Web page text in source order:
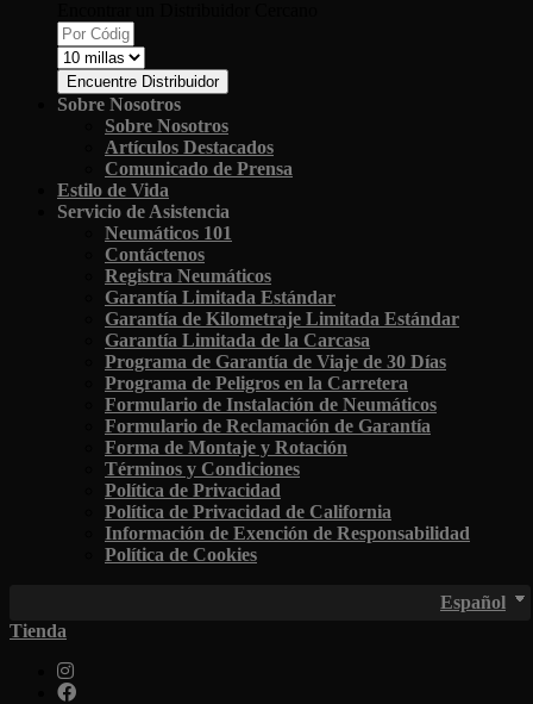
Encuentre Distribuidor
Sobre Nosotros
Sobre Nosotros
Artículos Destacados
Comunicado de Prensa
Estilo de Vida
Servicio de Asistencia
Neumáticos 101
Contáctenos
Registra Neumáticos
Garantía Limitada Estándar
Garantía de Kilometraje Limitada Estándar
Garantía Limitada de la Carcasa
Programa de Garantía de Viaje de 30 Días
Programa de Peligros en la Carretera
Formulario de Instalación de Neumáticos
Formulario de Reclamación de Garantía
Forma de Montaje y Rotación
Términos y Condiciones
Política de Privacidad
Política de Privacidad de California
Información de Exención de Responsabilidad
Política de Cookies
Español
Tienda